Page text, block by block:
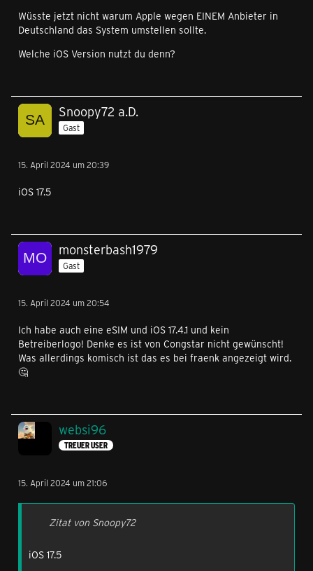
Wüsste jetzt nicht warum Apple wegen EINEM Anbieter in
Deutschland das System umstellen sollte.
Welche iOS Version nutzt du denn?
Snoopy72 a.D.
Gast
15. April 2024 um 20:39
iOS 17.5
monsterbash1979
Gast
15. April 2024 um 20:54
Ich habe auch eine eSIM und iOS 17.4.1 und kein
Betreiberlogo! Denke es ist von Congstar nicht gewünscht!
Was allerdings komisch ist das es bei fraenk angezeigt wird.
🤔
websi96
TREUER USER
15. April 2024 um 21:06
Zitat von Snoopy72
iOS 17.5